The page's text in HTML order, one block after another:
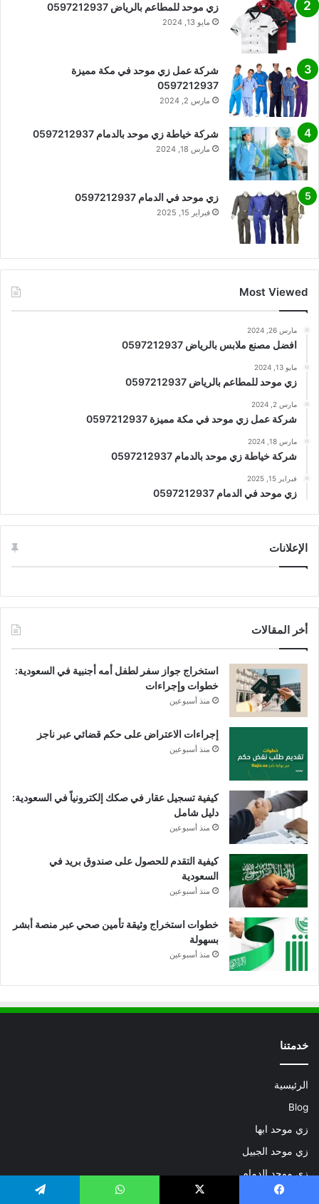
زي موحد للمطاعم بالرياض 0597212937
مايو 13, 2024
شركة عمل زي موحد في مكة مميزة
0597212937
مارس 2, 2024
شركة خياطة زي موحد بالدمام 0597212937
مارس 18, 2024
زي موحد في الدمام 0597212937
فبراير 15, 2025
Most Viewed
مارس 26, 2024
افضل مصنع ملابس بالرياض 0597212937
مايو 13, 2024
زي موحد للمطاعم بالرياض 0597212937
مارس 2, 2024
شركة عمل زي موحد في مكة مميزة 0597212937
مارس 18, 2024
شركة خياطة زي موحد بالدمام 0597212937
فبراير 15, 2025
زي موحد في الدمام 0597212937
الإعلانات
أخر المقالات
استخراج جواز سفر لطفل أمه أجنبية في السعودية:
خطوات وإجراءات
منذ أسبوعين
إجراءات الاعتراض على حكم قضائي عبر ناجز
منذ أسبوعين
كيفية تسجيل عقار في صكك إلكترونياً في السعودية:
دليل شامل
منذ أسبوعين
كيفية التقدم للحصول على صندوق بريد في
السعودية
منذ أسبوعين
خطوات استخراج وثيقة تأمين صحي عبر منصة أبشر
بسهولة
منذ أسبوعين
خدمتنا
الرئيسية
Blog
زي موحد ابها
زي موحد الجبيل
زي موحد الدمام
زي موحد الرياض